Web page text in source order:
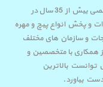
گروه صنعتی جهان پیچ صنعت دارای فعالیت تخصصی بیش از 35 سال در
و پخش انواع پیچ و مهره
و سازمان های مختلف
همکاری با متخصصین و
توانست بالاترین
بیاورد.